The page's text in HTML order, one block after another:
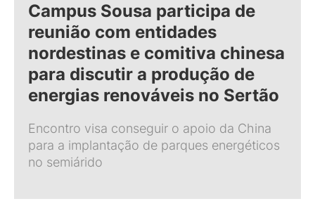
Campus Sousa participa de
reunião com entidades
nordestinas e comitiva chinesa
para discutir a produção de
energias renováveis no Sertão
Encontro visa conseguir o apoio da China
para a implantação de parques energéticos
no semiárido